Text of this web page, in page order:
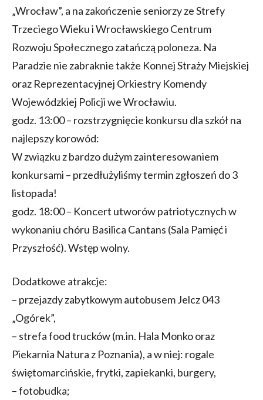
„Wrocław”, a na zakończenie seniorzy ze Strefy
Trzeciego Wieku i Wrocławskiego Centrum
Rozwoju Społecznego zatańczą poloneza. Na
Paradzie nie zabraknie także Konnej Straży Miejskiej
oraz Reprezentacyjnej Orkiestry Komendy
Wojewódzkiej Policji we Wrocławiu.
godz. 13:00 – rozstrzygnięcie konkursu dla szkół na
najlepszy korowód:
W związku z bardzo dużym zainteresowaniem
konkursami – przedłużyliśmy termin zgłoszeń do 3
listopada!
godz. 18:00 – Koncert utworów patriotycznych w
wykonaniu chóru Basilica Cantans (Sala Pamięć i
Przyszłość). Wstęp wolny.
Dodatkowe atrakcje:
– przejazdy zabytkowym autobusem Jelcz 043
„Ogórek”,
– strefa food trucków (m.in. Hala Monko oraz
Piekarnia Natura z Poznania), a w niej: rogale
świętomarcińskie, frytki, zapiekanki, burgery,
– fotobudka;